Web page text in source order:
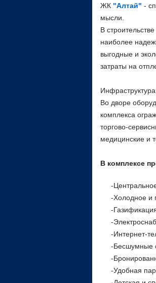
ЖК "Алтай" -
мысли.
В
наиболее
выгодные и
затраты на
Во дворе
комплекса
торгово-
медицинские и
В комплексе
-
-Холодное и
-
-
-Интернет-
-Бесшумные
-
-Удобная